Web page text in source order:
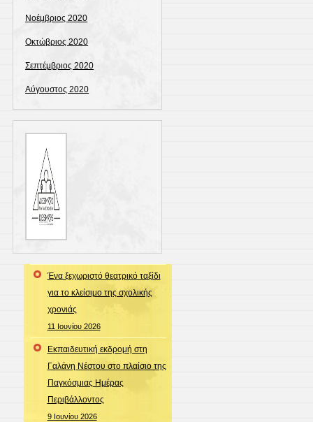
Νοέμβριος 2020
Οκτώβριος 2020
Σεπτέμβριος 2020
Αύγουστος 2020
Ένα ξεχωριστό θεατρικό ταξίδι
για το κλείσιμο της σχολικής
χρονιάς
11 Ιουνίου 2026
Εκπαιδευτική εκδρομή στη
Γαλάνη Νέστου στο πλαίσιο της
Παγκόσμιας Ημέρας
Περιβάλλοντος
9 Ιουνίου 2026